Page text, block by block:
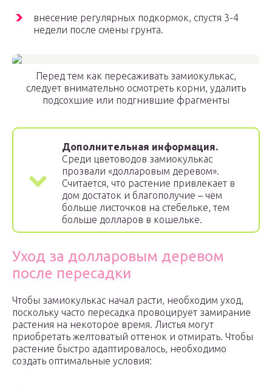
внесение регулярных подкормок, спустя 3-4
недели после смены грунта.
Перед тем как пересаживать замиокулькас,
следует внимательно осмотреть корни, удалить
подсохшие или подгнившие фрагменты
Дополнительная информация.
Среди цветоводов замиокулькас
прозвали «долларовым деревом».
Считается, что растение привлекает в
дом достаток и благополучие – чем
больше листочков на стебельке, тем
больше долларов в кошельке.
Уход за долларовым деревом
после пересадки
Чтобы замиокулькас начал расти, необходим уход,
поскольку часто пересадка провоцирует замирание
растения на некоторое время. Листья могут
приобретать желтоватый оттенок и отмирать. Чтобы
растение быстро адаптировалось, необходимо
создать оптимальные условия: